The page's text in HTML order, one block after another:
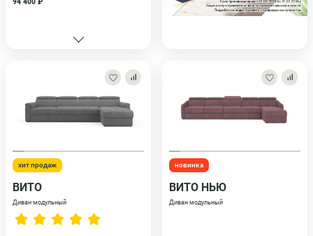
хит продаж
ВИТО
Диван модульный
новинка
ВИТО НЬЮ
Диван модульный